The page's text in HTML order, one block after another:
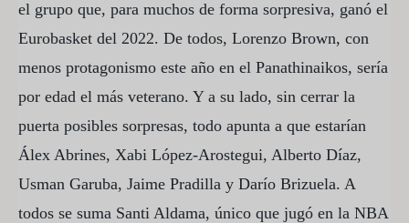
el grupo que, para muchos de forma sorpresiva, ganó el
Eurobasket del 2022. De todos, Lorenzo Brown, con
menos protagonismo este año en el Panathinaikos, sería
por edad el más veterano. Y a su lado, sin cerrar la
puerta posibles sorpresas, todo apunta a que estarían
Álex Abrines, Xabi López-Arostegui, Alberto Díaz,
Usman Garuba, Jaime Pradilla y Darío Brizuela. A
todos se suma Santi Aldama, único que jugó en la NBA